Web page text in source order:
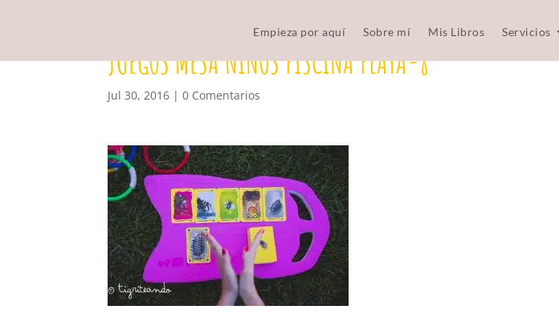
Empieza por aquí Sobre mí Mis Libros Servicios
JUEGOS MESA NINOS PISCINA PLAYA-8
Jul 30, 2016 |0 Comentarios